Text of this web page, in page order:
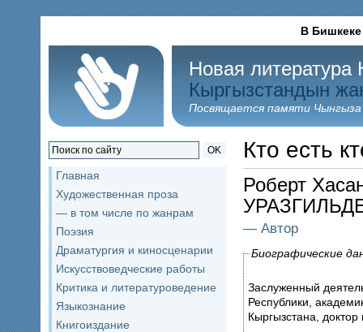
В Бишкеке
Новая литература
Кыргызстандын
Посвящается памяти
OK
Главная
Художественная проза
— в том числе по жанрам
Поэзия
Драматургия и киносценарии
Искусствоведческие работы
Критика и литературоведение
Языкознание
Книгоиздание
Кто есть
Роберт
— Автор
Биографические
Заслуженный
Республики,
Кыргызстана,